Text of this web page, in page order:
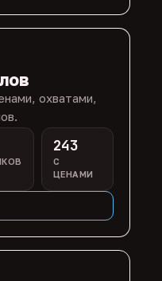
охватами,
243
С
ЦЕНАМИ